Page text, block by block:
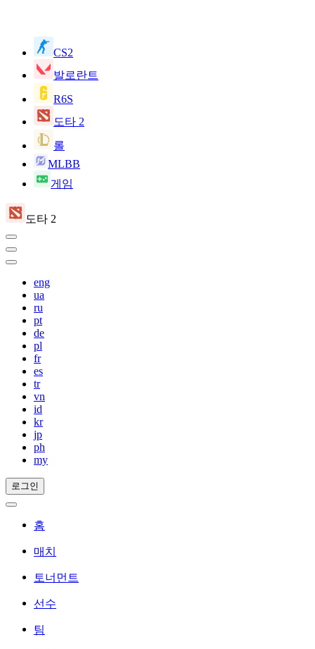
CS2
발로란트
R6S
도타 2
롤
MLBB
게임
도타 2
eng
ua
ru
pt
de
pl
fr
es
tr
vn
id
kr
jp
ph
my
로그인
홈
매치
토너먼트
선수
팀